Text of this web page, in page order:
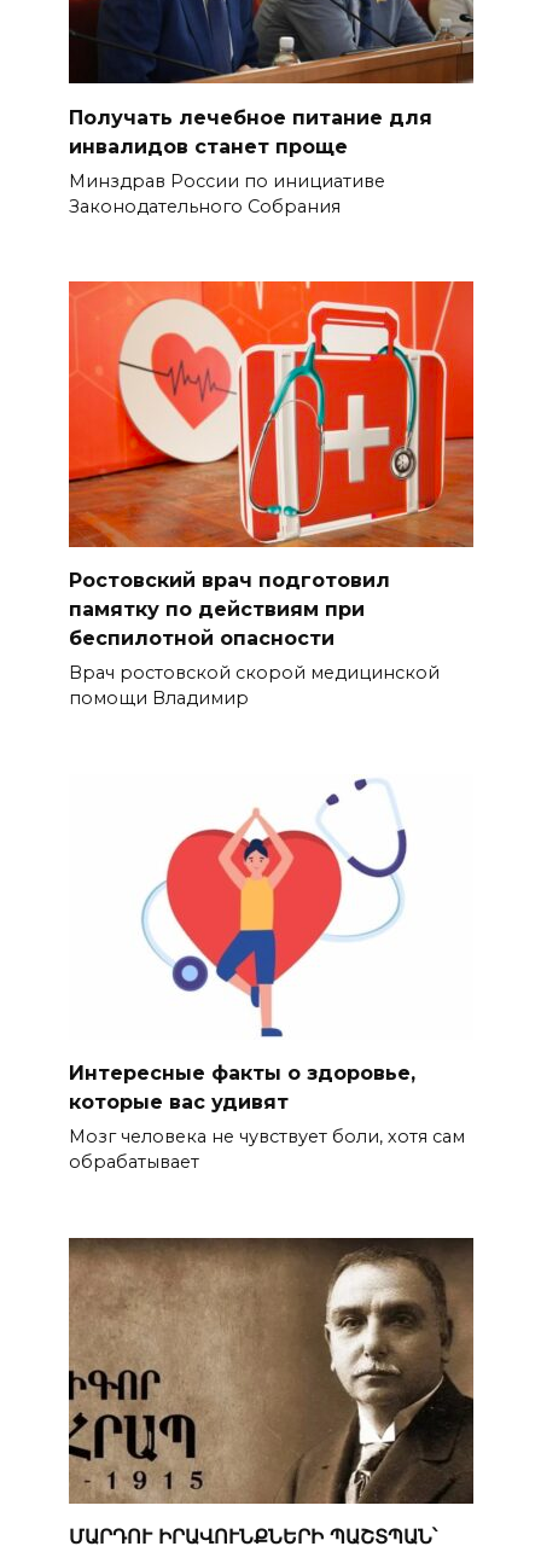
Получать лечебное питание для
инвалидов станет проще
Минздрав России по инициативе
Законодательного Собрания
Ростовский врач подготовил
памятку по действиям при
беспилотной опасности
Врач ростовской скорой медицинской
помощи Владимир
Интересные факты о здоровье,
которые вас удивят
Мозг человека не чувствует боли, хотя сам
обрабатывает
ՄԱՐԴՈՒ ԻՐԱՎՈՒՆՔՆԵՐԻ ՊԱՇՏՊԱՆ՝